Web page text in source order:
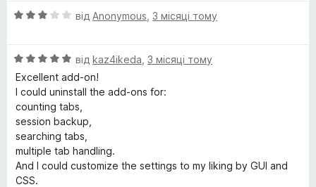
з
н
5
з
5
О
н
к
а
3
з
5
від Anonymous 3 місяці тому
О
ц
н
к
а
5
з
5
від kaz4ikeda 3 місяці тому
Excellent add-on!
I could uninstall the add-ons for:
counting tabs,
session backup,
searching tabs,
multiple tab handling.
And I could customize the settings to my liking by GUI and
CSS.